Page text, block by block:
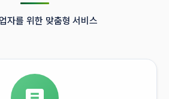
자를 위한 맞춤형 서비스